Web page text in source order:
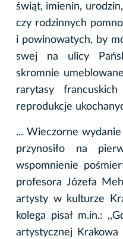
świąt, imienin,
czy rodzinnych
i powinowatych, by
swej na ulicy
skromnie
rarytasy
reprodukcje
... Wieczorne wydanie
przynosiło na
wspomnienie
profesora Józefa
artysty w kulturze
kolega pisał m.in.:
artystycznej